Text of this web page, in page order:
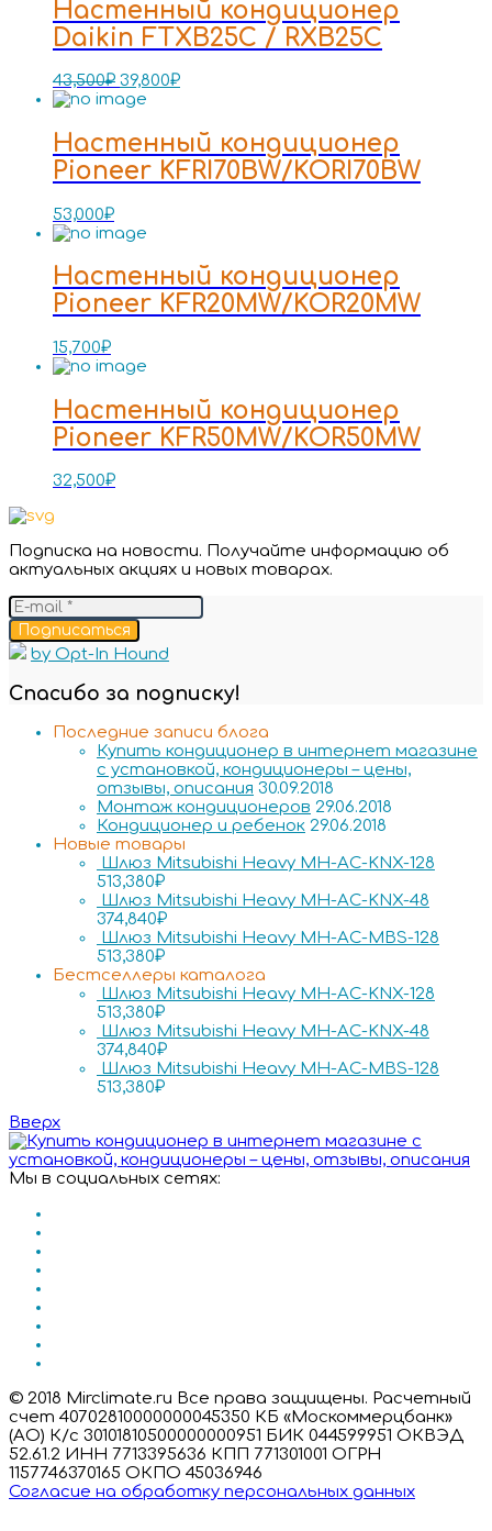
Настенный кондиционер
Daikin FTXB25C / RXB25C
43,500₽ 39,800₽
Настенный кондиционер
Pioneer KFRI70BW/KORI70BW
53,000₽
Настенный кондиционер
Pioneer KFR20MW/KOR20MW
15,700₽
Настенный кондиционер
Pioneer KFR50MW/KOR50MW
32,500₽
Подписка на новости. Получайте информацию об
актуальных акциях и новых товарах.
Подписаться
by Opt-In Hound
Спасибо за подписку!
Последние записи блога
Купить кондиционер в интернет магазине
с установкой, кондиционеры – цены,
отзывы, описания 30.09.2018
Монтаж кондиционеров 29.06.2018
Кондиционер и ребенок 29.06.2018
Новые товары
Шлюз Mitsubishi Heavy MH-AC-KNX-128
513,380₽
Шлюз Mitsubishi Heavy MH-AC-KNX-48
374,840₽
Шлюз Mitsubishi Heavy MH-AC-MBS-128
513,380₽
Бестселлеры каталога
Шлюз Mitsubishi Heavy MH-AC-KNX-128
513,380₽
Шлюз Mitsubishi Heavy MH-AC-KNX-48
374,840₽
Шлюз Mitsubishi Heavy MH-AC-MBS-128
513,380₽
Вверх
Мы в социальных сетях:
© 2018 Mirclimate.ru Все права защищены. Расчетный
счет 40702810000000045350 КБ «Москоммерцбанк»
(АО) К/с 30101810500000000951 БИК 044599951 ОКВЭД
52.61.2 ИНН 7713395636 КПП 771301001 ОГРН
1157746370165 ОКПО 45036946
Согласие на обработку персональных данных